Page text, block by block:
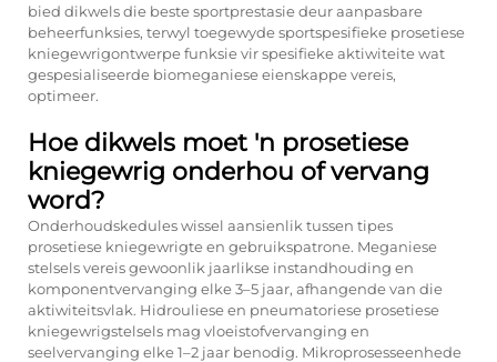
bied dikwels die beste sportprestasie deur aanpasbare
beheerfunksies, terwyl toegewyde sportspesifieke prosetiese
kniegewrigontwerpe funksie vir spesifieke aktiwiteite wat
gespesialiseerde biomeganiese eienskappe vereis,
optimeer.
Hoe dikwels moet 'n prosetiese
kniegewrig onderhou of vervang
word?
Onderhoudskedules wissel aansienlik tussen tipes
prosetiese kniegewrigte en gebruikspatrone. Meganiese
stelsels vereis gewoonlik jaarlikse instandhouding en
komponentvervanging elke 3–5 jaar, afhangende van die
aktiwiteitsvlak. Hidrouliese en pneumatoriese prosetiese
kniegewrigstelsels mag vloeistofvervanging en
seelvervanging elke 1–2 jaar benodig. Mikroprosesseenhede